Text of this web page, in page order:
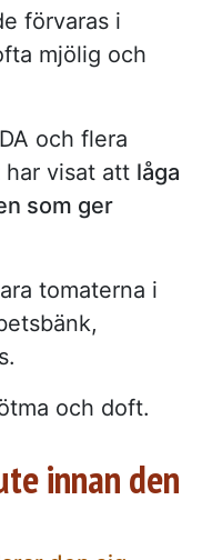
förvaras i
mjölig och
och flera
visat att låga
som ger
tomaterna i
och doft.
innan den